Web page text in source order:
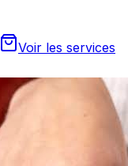
Voir les services